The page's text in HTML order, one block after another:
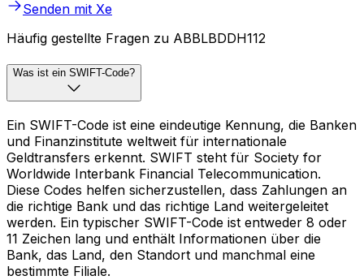
Senden mit Xe
Häufig gestellte Fragen zu ABBLBDDH112
Was ist ein SWIFT-Code?
Ein SWIFT-Code ist eine eindeutige Kennung, die Banken
und Finanzinstitute weltweit für internationale
Geldtransfers erkennt. SWIFT steht für Society for
Worldwide Interbank Financial Telecommunication.
Diese Codes helfen sicherzustellen, dass Zahlungen an
die richtige Bank und das richtige Land weitergeleitet
werden. Ein typischer SWIFT-Code ist entweder 8 oder
11 Zeichen lang und enthält Informationen über die
Bank, das Land, den Standort und manchmal eine
bestimmte Filiale.